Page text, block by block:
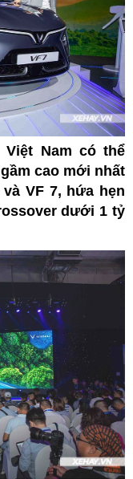
Nam có thể
cao mới nhất
VF 7, hứa hẹn
dưới 1 tỷ